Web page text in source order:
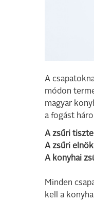
A
módon
magyar
a fogást
A zsűri
A zsűri
A konyhai
Minden
kell a